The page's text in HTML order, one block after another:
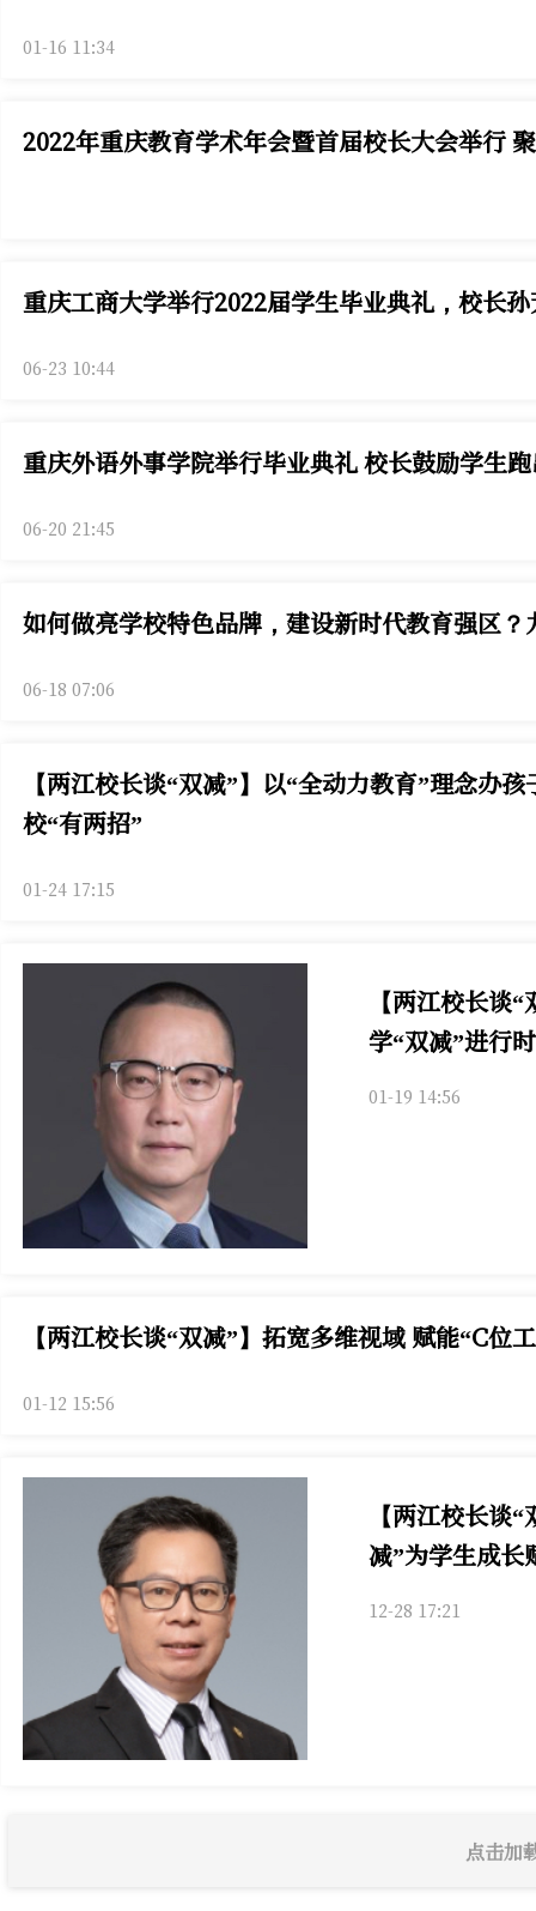
01-16 11:34
2022年重庆教育学术年会暨首届校长大会举行
重庆工商大学举行2022届学生毕业典礼，校长
06-23 10:44
重庆外语外事学院举行毕业典礼 校长鼓励学生
06-20 21:45
如何做亮学校特色品牌，建设新时代教育强区
06-18 07:06
【两江校长谈“双减”】以“全动力教育”理念办
校“有两招”
01-24 17:15
【两江校长谈
学“双减”进行时
01-19 14:56
【两江校长谈“双减”】拓宽多维视域 赋能“C位
01-12 15:56
【两江校长谈
减”为学生成长
12-28 17:21
点击加